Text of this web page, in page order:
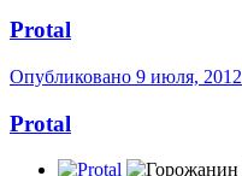
Protal
Опубликовано 9 июля, 2012
Protal